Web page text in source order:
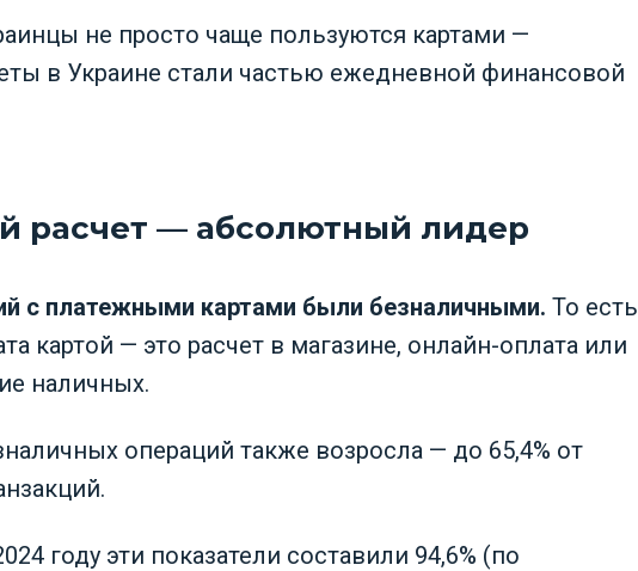
не просто чаще пользуются картами —
в Украине стали частью ежедневной финансовой
расчет — абсолютный лидер
с платежными картами были безналичными. То есть
картой — это расчет в магазине, онлайн-оплата или
наличных.
операций также возросла — до 65,4% от
году эти показатели составили 94,6% (по